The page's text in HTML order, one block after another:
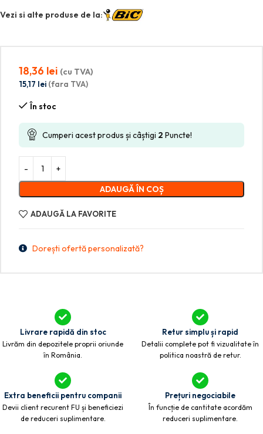
Vezi si alte produse de la:
18,36 lei (cu TVA)
15,17 lei (fara TVA)
În stoc
Cumperi acest produs și câștigi 2 Puncte!
ADAUGĂ ÎN COȘ
ADAUGĂ LA FAVORITE
Dorești ofertă personalizată?
Livrare rapidă din stoc
Livrăm din depozitele proprii oriunde
în România.
Retur simplu și rapid
Detalii complete pot fi vizualitate în
politica noastră de retur.
Extra beneficii pentru companii
Devii client recurent FU și beneficiezi
de reduceri suplimentare.
Prețuri negociabile
În funcție de cantitate acordăm
reduceri suplimentare.